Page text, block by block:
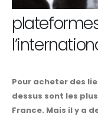
Pour acheter des
dessus sont les
France. Mais il y a